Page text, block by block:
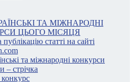
ТА МІЖНАРОДНІ
ЦЬОГО МІСЯЦЯ
статті на сайті
та міжнародні конкурси
– стрічка